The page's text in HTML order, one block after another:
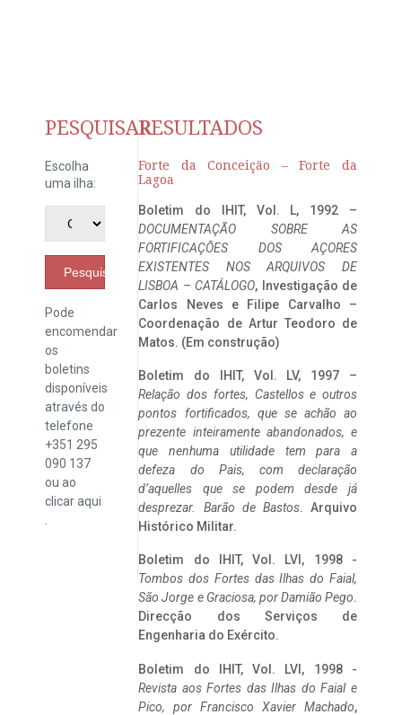
PESQUISAR
Escolha
uma ilha:
Pesquisar
Pode
encomendar
os
boletins
disponíveis
através do
telefone
+351 295
090 137
ou ao
clicaraqui
RESULTADOS
Forte da Conceição – Forte da
Lagoa
Boletim do IHIT, Vol. L, 1992 –
DOCUMENTAÇÃO SOBRE AS
FORTIFICAÇÕES DOS AÇORES
EXISTENTES NOS ARQUIVOS DE
LISBOA – CATÁLOGO, Investigação de
Carlos Neves e Filipe Carvalho –
Coordenação de Artur Teodoro de
Matos. (Em construção)
Boletim do IHIT, Vol. LV, 1997 –
Relação dos fortes, Castellos e outros
pontos fortificados, que se achão ao
prezente inteiramente abandonados, e
que nenhuma utilidade tem para a
defeza do Pais, com declaração
d’aquelles que se podem desde já
desprezar. Barão de Bastos. Arquivo
Histórico Militar.
Boletim do IHIT, Vol. LVI, 1998 -
Tombos dos Fortes das Ilhas do Faial,
São Jorge e Graciosa, por Damião Pego.
Direcção dos Serviços de
Engenharia do Exército.
Boletim do IHIT, Vol. LVI, 1998 -
Revista aos Fortes das Ilhas do Faial e
Pico, por Francisco Xavier Machado,